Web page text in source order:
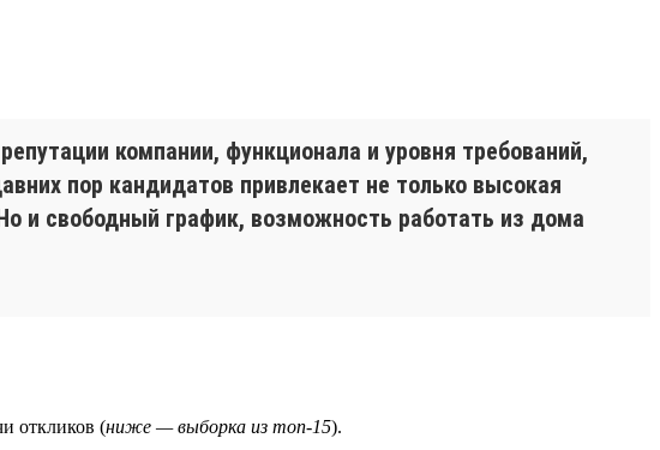
компании, функционала и уровня требований,
пор кандидатов привлекает не только высокая
и свободный график, возможность работать из дома
откликов (ниже — выборка из топ-15).